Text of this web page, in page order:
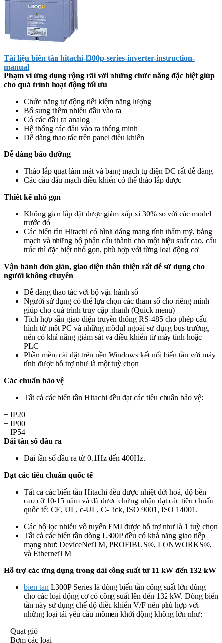
Tài liệu biến tần hitachi-l300p-series-inverter-instruction-
manual
Phạm vi ứng dụng rộng rãi với những chức năng đặc biệt giúp
cho quá trình hoạt động tối ưu
Chức năng tự động tiết kiệm năng lượng
Bổ sung thêm nhiều đầu vào ra
Có các đầu ra analog
Hệ thống các đầu vào ra thông minh
Dễ dàng thao tác trên panel điều khiển
Dễ dàng bảo dưỡng
Tháo lắp quạt làm mát và bảng mạch tụ điện DC rất dễ dàng
Các cầu đấu mạch điều khiển có thể tháo lắp được
Thiết kế nhỏ gọn
Không gian lắp đặt được giảm xấp xỉ 30% so với các model
trước đó
Các biến tần Hitachi có hình dáng mang tính thẩm mỹ, bảng
mạch và những bộ phận cấu thành cho một hiệu suất cao, cấu
trúc thì đặc biệt nhỏ gọn, phù hợp với từng loại động cơ
Vận hành đơn giản, giao diện thân thiện rất dễ sử dụng cho
người không chuyên
Dễ dàng thao tác với bộ vận hành số
Người sử dụng có thể lựa chọn các tham số cho riêng mình
giúp cho quá trình truy cập nhanh (Quick menu)
Tích hợp sẵn giao diện truyền thông RS-485 cho phép cấu
hình từ một PC và những môdul ngoài sử dụng bus trường,
nên có khả năng giám sát và điều khiển từ máy tính hoặc
PLC
Phần mềm cài đặt trên nền Windows kết nối biến tần với máy
tính được hỗ trợ như là một tuỳ chọn
Các chuẩn bảo vệ
Tất cả các biến tần Hitachi đều đạt các tiêu chuẩn bảo vệ:
+ IP20
+ IP00
+ IP54
Dải tần số đầu ra
Dải tần số đầu ra từ 0.1Hz đến 400Hz.
Đạt các tiêu chuẩn quốc tế
Tất cả các biến tần Hitachi đều được nhiệt đới hoá, độ bền
cao cỡ 10-15 năm và đã được chứng nhận đạt các tiêu chuẩn
quốc tế: CE, UL, c-UL, C-Tick, ISO 9001, ISO 14001.
Các bộ lọc nhiễu vô tuyến EMI được hỗ trợ như là 1 tuỳ chọn
Tất cả các biến tần dòng L300P đều có khả năng giao tiếp
mạng như: DeviceNetTM, PROFIBUS®, LONWORKS®,
và EthernetTM
Hỗ trợ các ứng dụng trong dải công suất từ 11 kW đến 132 kW
bien tan L300P Series là dòng biến tần công suất lớn dùng
cho các loại động cơ có công suất lên đến 132 kW. Dòng biến
tần này sử dụng chế độ điều khiển V/F nên phù hợp với
những loại tải yêu cầu mômen khởi động không lớn như:
+ Quạt gió
+ Bơm các loại